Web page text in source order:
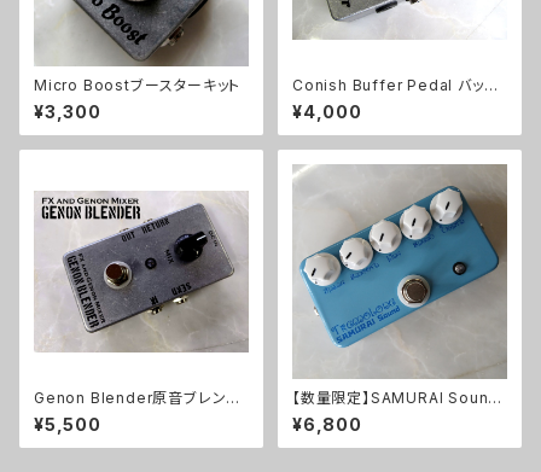
Micro Boostブースターキット
¥3,300
Conish Buffer Pedal バッフ
ァーキット【BASIC KIT】
¥4,000
Genon Blender原音ブレンド
キット【BASIC KIT】
¥5,500
【数量限定】SAMURAI Sound
Tremoloneキット
¥6,800